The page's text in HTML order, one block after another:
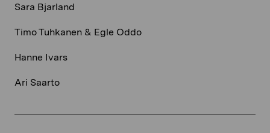
Sara Bjarland
Timo Tuhkanen & Egle Oddo
Hanne Ivars
Ari Saarto